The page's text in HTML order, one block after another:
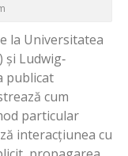
la Universitatea
și Ludwig‐
publicat
cum
particular
interacțiunea cu